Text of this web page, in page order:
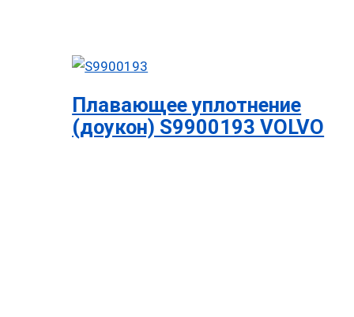
Плавающее уплотнение
(доукон) S9900193 VOLVO